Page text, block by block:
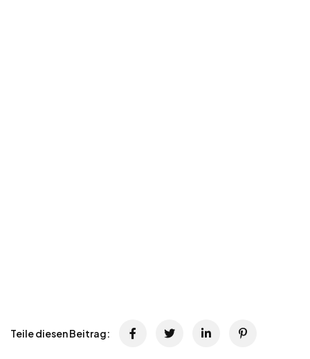
Teile diesen Beitrag: